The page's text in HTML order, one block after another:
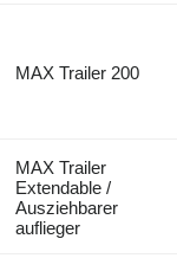
MAX Trailer 200
MAX Trailer
Extendable /
Ausziehbarer
auflieger